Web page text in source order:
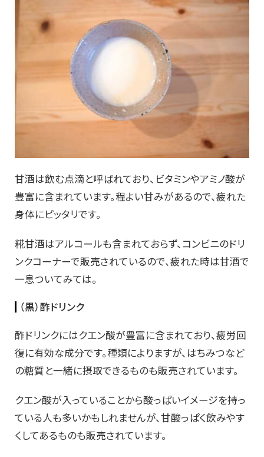
甘酒は飲む点滴と呼ばれており、ビタミンやアミノ酸が
豊富に含まれています。程よい甘みがあるので、疲れた
身体にピッタリです。
糀甘酒はアルコールも含まれておらず、コンビニのドリ
ンクコーナーで販売されているので、疲れた時は甘酒で
一息ついてみては。
（黒）酢ドリンク
酢ドリンクにはクエン酸が豊富に含まれており、疲労回
復に有効な成分です。種類によりますが、はちみつなど
の糖質と一緒に摂取できるものも販売されています。
クエン酸が入っていることから酸っぱいイメージを持っ
ている人も多いかもしれませんが、甘酸っぱく飲みやす
くしてあるものも販売されています。